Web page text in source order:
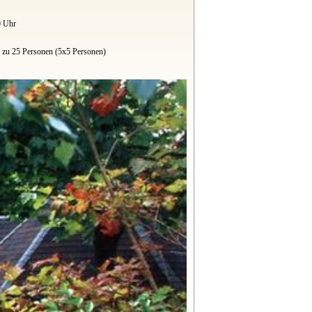
Uhr
25 Personen (5x5 Personen)